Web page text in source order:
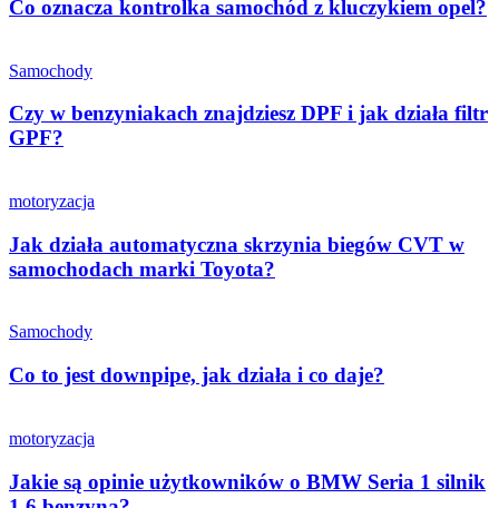
Co oznacza kontrolka samochód z kluczykiem opel?
Samochody
Czy w benzyniakach znajdziesz DPF i jak działa filtr
GPF?
motoryzacja
Jak działa automatyczna skrzynia biegów CVT w
samochodach marki Toyota?
Samochody
Co to jest downpipe, jak działa i co daje?
motoryzacja
Jakie są opinie użytkowników o BMW Seria 1 silnik